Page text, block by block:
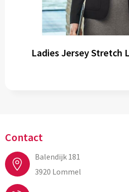
Ladies Jersey Stretch
Contact
Balendijk 181
3920 Lommel